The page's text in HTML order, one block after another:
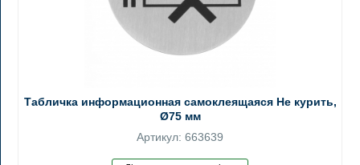
Табличка информационная самоклеящаяся Не курить,
Ø75 мм
Артикул: 663639